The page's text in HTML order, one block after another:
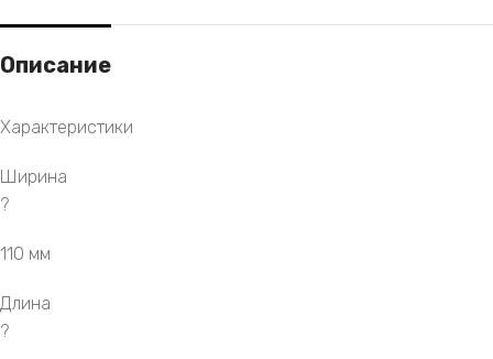
Описание
Характеристики
Ширина
?
110 мм
Длина
?